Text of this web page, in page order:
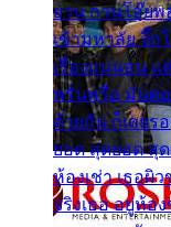
ยวน กวนโอ๊ยพ
เข้ามหาลัย จิ๊ก
เรื่องแน่นอน แ
พรั่นพรือ มันตอ
ด้วยกัน ก็เลยร
ยอด สุดยอด สุ
ห้องเช่า เธอผิ
จริงเธอ อยู่ห้อ